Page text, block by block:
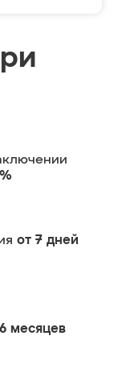
от 7 дней
месяцев